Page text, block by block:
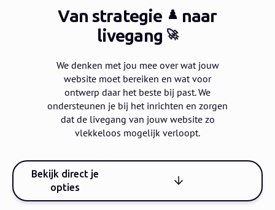
Van strategie ♟️ naar
livegang 🚀
We denken met jou mee over wat jouw
website moet bereiken en wat voor
ontwerp daar het beste bij past. We
ondersteunen je bij het inrichten en zorgen
dat de livegang van jouw website zo
vlekkeloos mogelijk verloopt.
Bekijk direct je
opties